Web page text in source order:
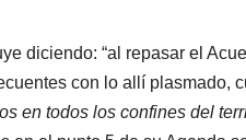
diciendo: “al repasar el
con lo allí plasmado,
en todos los confines del